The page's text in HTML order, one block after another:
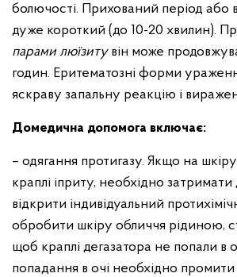
болючості. Прихований період або
дуже короткий (до 10-20 хвилин).
парами люїзитувін може
годин. Еритематозні форми
яскраву запальну реакцію і
Домедична допомога включає:
– одягання протигазу. Якщо на
краплі іприту, необхідно
відкрити індивідуальний
обробити шкіру обличчя рідиною,
щоб краплі дегазатора не попали в
попадання в очі необхідно